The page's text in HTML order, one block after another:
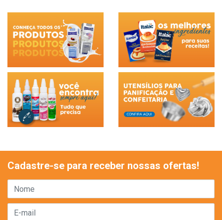
Cadastre-se para receber nossas ofertas!